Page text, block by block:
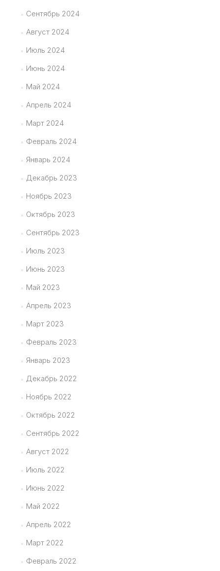
Сентябрь 2024
Август 2024
Июль 2024
Июнь 2024
Май 2024
Апрель 2024
Март 2024
Февраль 2024
Январь 2024
Декабрь 2023
Ноябрь 2023
Октябрь 2023
Сентябрь 2023
Июль 2023
Июнь 2023
Май 2023
Апрель 2023
Март 2023
Февраль 2023
Январь 2023
Декабрь 2022
Ноябрь 2022
Октябрь 2022
Сентябрь 2022
Август 2022
Июль 2022
Июнь 2022
Май 2022
Апрель 2022
Март 2022
Февраль 2022